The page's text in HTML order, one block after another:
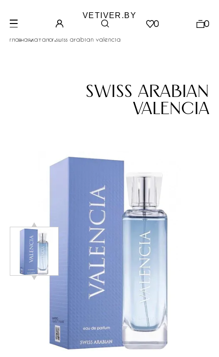
VETIVER.BY
0 0
главная.каталог.swiss arabian valencia
swiss arabian
valencia